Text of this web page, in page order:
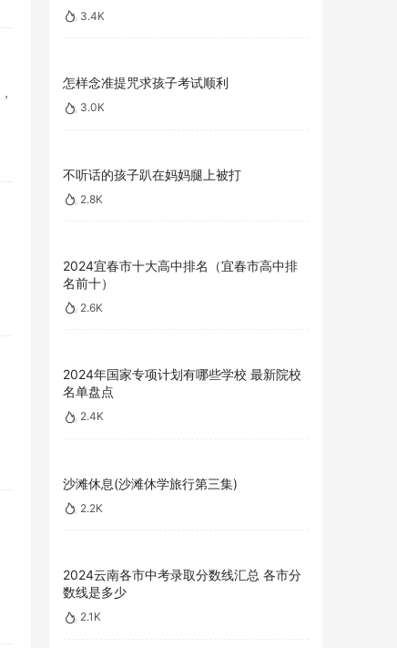
3.4K
怎样念准提咒求孩子考试顺利
3.0K
不听话的孩子趴在妈妈腿上被打
2.8K
2024宜春市十大高中排名（宜春市高中排
名前十）
2.6K
2024年国家专项计划有哪些学校 最新院校
名单盘点
2.4K
沙滩休息(沙滩休学旅行第三集)
2.2K
2024云南各市中考录取分数线汇总 各市分
数线是多少
2.1K